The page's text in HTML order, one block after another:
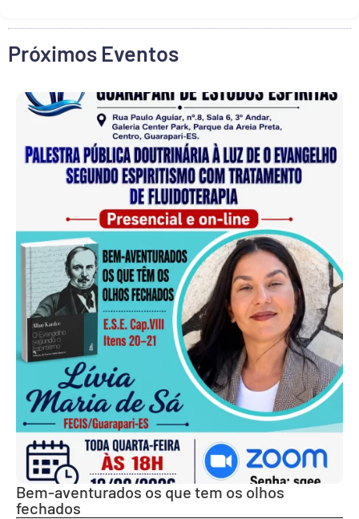
Próximos Eventos
Bem-aventurados os que tem os olhos
fechados